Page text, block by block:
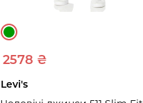
2578 ₴
Levi's